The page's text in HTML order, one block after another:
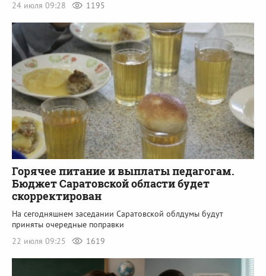
24 июля 09:28 1195
Горячее питание и выплаты педагогам.
Бюджет Саратовской области будет
скорректирован
На сегодняшнем заседании Саратовской облдумы будут
приняты очередные поправки
22 июля 09:25
1619